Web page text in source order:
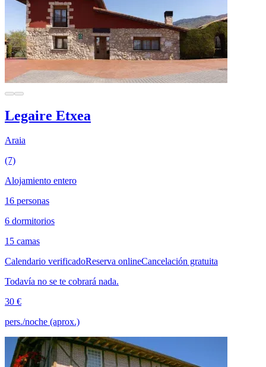
Legaire Etxea
Araia
(7)
Alojamiento entero
16 personas
6 dormitorios
15 camas
Calendario verificadoReserva onlineCancelación gratuita
Todavía no se te cobrará nada.
30 €
pers./noche (aprox.)